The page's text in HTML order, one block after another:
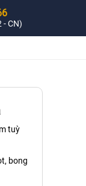
CN)
tuỳ
bong